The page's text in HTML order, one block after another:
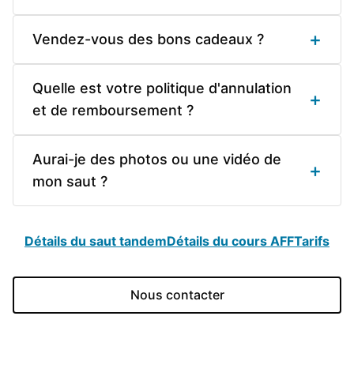
Vendez-vous des bons cadeaux ? +
Quelle est votre politique d'annulation
et de remboursement ?
+
Aurai-je des photos ou une vidéo de
mon saut ?
+
Détails du saut tandemDétails du cours AFFTarifs
Nous contacter